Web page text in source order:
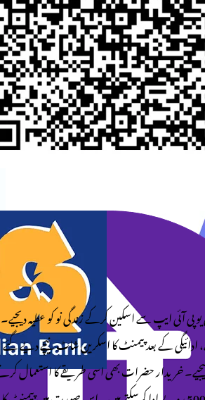
کرکے زندگی نو کو عطیہ دیجیے۔
کا اسکرین شاٹ نیچے دیے گئے
بھی اسی طریقے کا استعمال کرتے